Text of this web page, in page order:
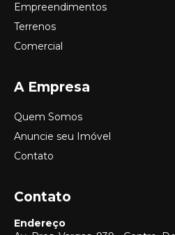
Empreendimentos
Terrenos
Comercial
A Empresa
Quem Somos
Anuncie seu Imóvel
Contato
Contato
Endereço